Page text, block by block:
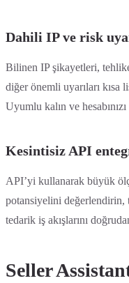
Dahili IP ve risk
Bilinen IP şikayetleri,
diğer önemli uyarıları kısa
Uyumlu kalın ve
Kesintisiz API
API’yi kullanarak büyük
potansiyelini
tedarik iş akışlarını
Seller